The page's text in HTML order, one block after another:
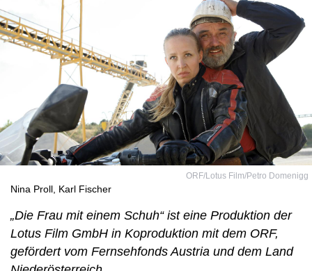
ORF/Lotus Film/Petro Domenigg
Nina Proll, Karl Fischer
„Die Frau mit einem Schuh“ ist eine Produktion der
Lotus Film GmbH in Koproduktion mit dem ORF,
gefördert vom Fernsehfonds Austria und dem Land